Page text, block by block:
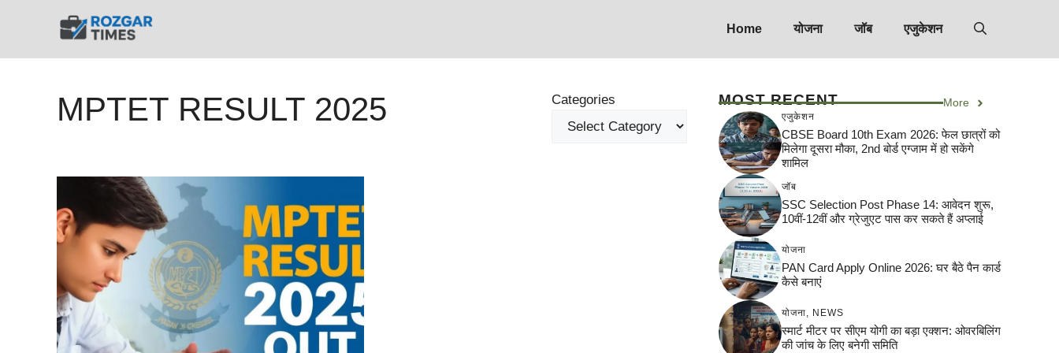
Home योजना जॉब एजुकेशन
MPTET RESULT 2025 Categories MOST RECENT More
एजुकेशन
CBSE Board 10th Exam 2026: फेल छात्रों को
मिलेगा दूसरा मौका, 2nd बोर्ड एग्जाम में हो सकेंगे
शामिल
जॉब
SSC Selection Post Phase 14: आवेदन शुरू,
10वीं-12वीं और ग्रेजुएट पास कर सकते हैं अप्लाई
योजना
PAN Card Apply Online 2026: घर बैठे पैन कार्ड
कैसे बनाएं
योजना NEWS
स्मार्ट मीटर पर सीएम योगी का बड़ा एक्शन: ओवरबिलिंग
की जांच के लिए बनेगी समिति